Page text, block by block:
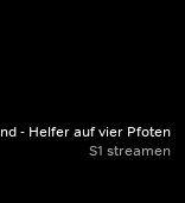
- Helfer auf vier Pfoten
S1 streamen